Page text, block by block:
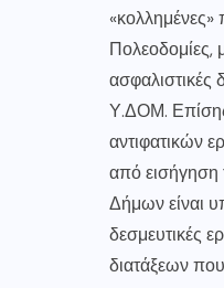
Πολεοδομίες,
ασφαλιστικές
Υ.ΔΟΜ.
αντιφατικών
από
Δήμων είναι
δεσμευτικές
διατάξεων